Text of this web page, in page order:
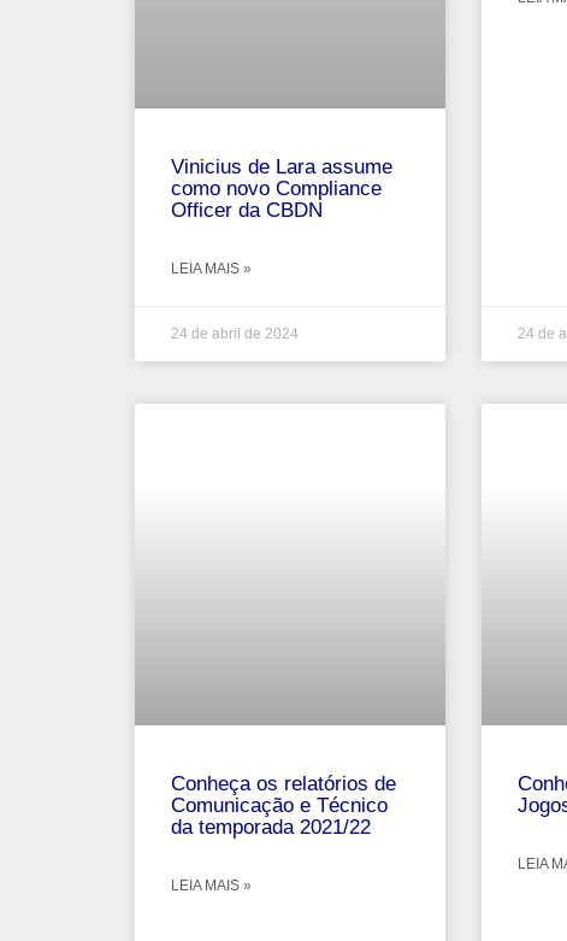
Vinicius de Lara assume
como novo Compliance
Officer da CBDN
LEIA MAIS »
24 de abril de 2024 24 de
Conheça os relatórios de
Comunicação e Técnico
da temporada 2021/22
LEIA MAIS »
LEIA